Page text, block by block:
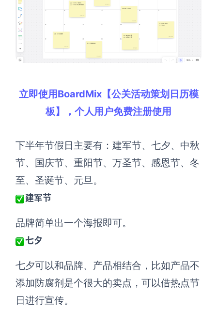
立即使用BoardMix【公关活动策划日历模
板】，个人用户免费注册使用
下半年节假日主要有： 建军节、七夕、中秋
节、国庆节、重阳节、万圣节、感恩节、冬
至、圣诞节、元旦。
建军节
品牌简单出一个海报即可。
七夕
七夕可以和品牌、产品相结合，比如产品不
添加防腐剂是个很大的卖点，可以借热点节
日进行宣传。